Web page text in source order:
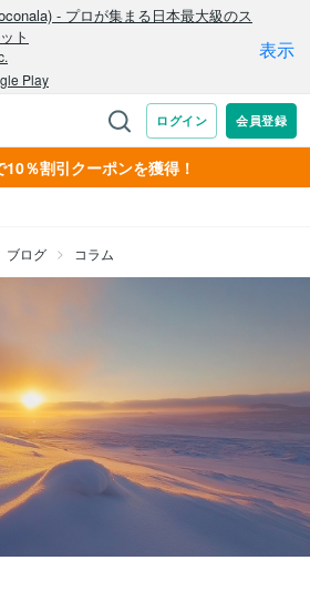
％割引クーポンを獲得！
ブログ コラム